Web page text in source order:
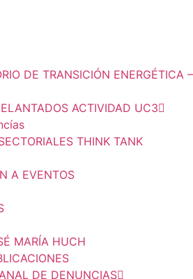
DE TRANSICIÓN ENERGÉTICA –
ACTIVIDAD UC3
THINK TANK
A EVENTOS
MARÍA HUCH
DE DENUNCIAS